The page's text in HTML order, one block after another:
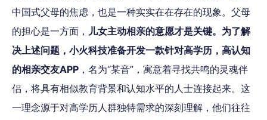
中国式父母的焦虑，也是一种实实在在存在的现象。父母
的担心是一方面， 儿女主动相亲的意愿才是关键。为了解
决上述问题，小火科技准备开发一款针对高学历，高认知
的相亲交友APP ，名为“某音”，寓意着寻找共鸣的灵魂伴
侣，将具有相似教育背景和认知水平的人士连接起来。这
一理念源于对高学历人群独特需求的深刻理解，他们往往